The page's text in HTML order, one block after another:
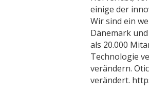
einige der
Wir sind ein
Dänemark
als 20.000
Technologie
verändern.
verändert.